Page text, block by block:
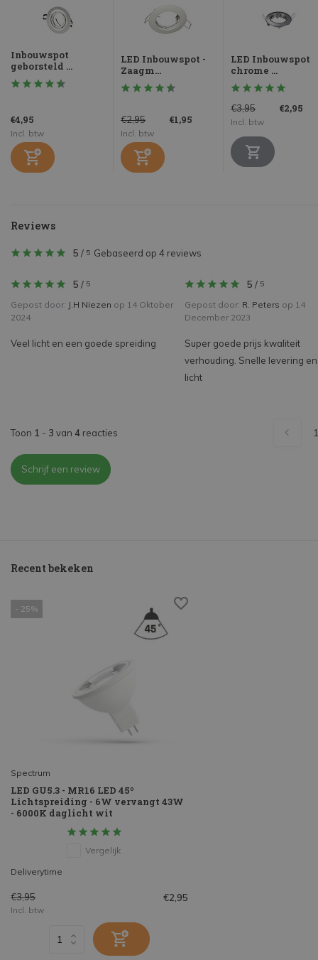
Inbouwspot
geborsteld ...
€4,95
Incl. btw
LED Inbouwspot -
Zaagm...
€2,95 €1,95
Incl. btw
LED Inbouwspot
chrome ...
€3,95 €2,95
Incl. btw
Reviews
5 / 5 Gebaseerd op 4 reviews
5 / 5
Gepost door: J.H Niezen op 14 Oktober
2024
Veel licht en een goede spreiding
5 / 5
Gepost door: R. Peters op 14
December 2023
Super goede prijs kwaliteit
verhouding. Snelle levering
licht
Toon 1 - 3 van 4 reacties 1
Schrijf een review
Recent bekeken
- 25%
Spectrum
LED GU5.3 - MR16 LED 45º
Lichtspreiding - 6W vervangt 43W
- 6000K daglicht wit
Vergelijk
Deliverytime
€3,95 €2,95
Incl. btw